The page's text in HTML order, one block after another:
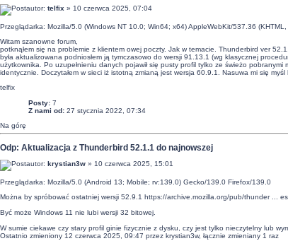
autor: telfix » 10 czerwca 2025, 07:04
Przeglądarka: Mozilla/5.0 (Windows NT 10.0; Win64; x64) AppleWebKit/537.36
Witam szanowne forum,
potknąłem się na problemie z klientem owej poczty. Jak w temacie. Thunderbird ver
była aktualizowana podniosłem ją tymczasowo do wersji 91.13.1 (wg klasycznej
użytkownika. Po uzupełnieniu danych pojawił się pusty profil tylko ze świeżo pobranymi
identycznie. Doczytałem w sieci iż istotną zmianą jest wersja 60.9.1. Nasuwa mi się
telfix
Posty: 7
Z nami od: 27 stycznia 2022, 07:34
Na górę
Odp: Aktualizacja z Thunderbird 52.1.1 do najnowszej
autor: krystian3w » 10 czerwca 2025, 15:01
Przeglądarka: Mozilla/5.0 (Android 13; Mobile; rv:139.0) Gecko/139.0 Firefox/139.0
Można by spróbować ostatniej wersji 52.9.1 https://archive.mozilla.org/pub/thunder ...
Być może Windows 11 nie lubi wersji 32 bitowej.
W sumie ciekawe czy stary profil ginie fizycznie z dysku, czy jest tylko nieczytelny lub
Ostatnio zmieniony 12 czerwca 2025, 09:47 przez krystian3w, łącznie zmieniany 1 raz